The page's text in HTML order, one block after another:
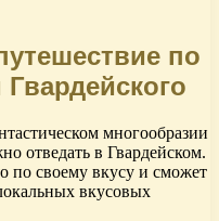
по
многообразии
отведать в Гвардейском.
по своему вкусу и сможет
вкусовых